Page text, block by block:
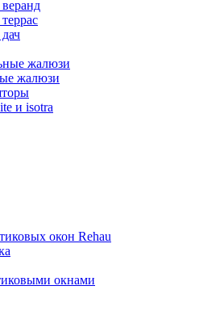
жалюзи
жалюзи
и isotra
окон Rehau
окнами